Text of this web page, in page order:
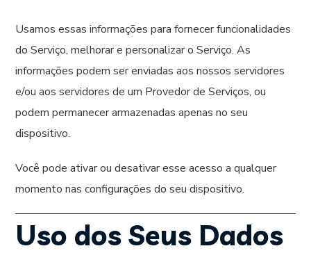
Usamos essas informações para fornecer funcionalidades
do Serviço, melhorar e personalizar o Serviço. As
informações podem ser enviadas aos nossos servidores
e/ou aos servidores de um Provedor de Serviços, ou
podem permanecer armazenadas apenas no seu
dispositivo.
Você pode ativar ou desativar esse acesso a qualquer
momento nas configurações do seu dispositivo.
Uso dos Seus Dados